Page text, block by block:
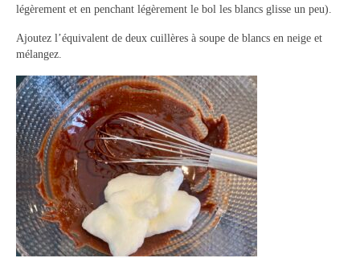
légèrement et en penchant légèrement le bol les blancs glisse un peu).
Ajoutez l’équivalent de deux cuillères à soupe de blancs en neige et
mélangez.